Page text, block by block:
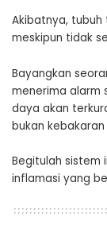
Akibatnya, tubuh
meskipun tidak
Bayangkan
menerima alarm
daya akan
bukan
Begitulah sistem
inflamasi yang